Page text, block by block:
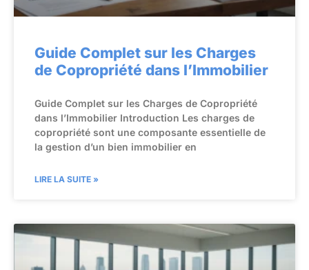
Guide Complet sur les Charges
de Copropriété dans l’Immobilier
Guide Complet sur les Charges de Copropriété
dans l’Immobilier Introduction Les charges de
copropriété sont une composante essentielle de
la gestion d’un bien immobilier en
LIRE LA SUITE »